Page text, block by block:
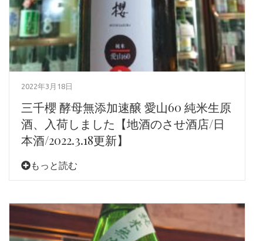
2022年3月18日
三千櫻 酵母無添加速醸 愛山60 純米生原
酒、入荷しました【地酒のさせ酒店/日
本酒/2022.3.18更新】
もっと読む